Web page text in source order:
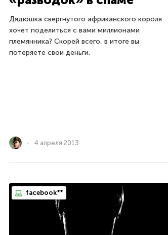
Дядюшка свергнутого африканского короля
хочет поделиться с вами миллионами
племянника? Скорей всего, в итоге вы
потеряете свои деньги.
4 апреля 2013
facebook**